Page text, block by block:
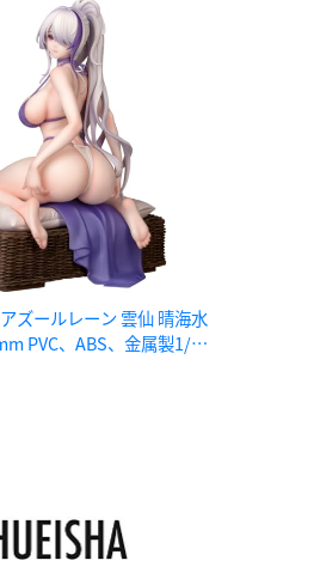
ズールレーン 雲仙 晴海水
PVC、ABS、金属製1/8